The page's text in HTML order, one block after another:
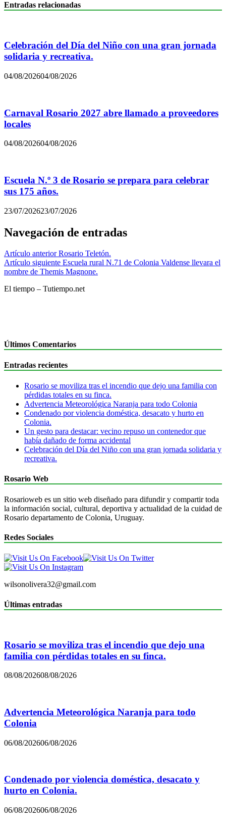
Entradas relacionadas
Celebración del Día del Niño con una gran jornada
solidaria y recreativa.
04/08/202604/08/2026
Carnaval Rosario 2027 abre llamado a proveedores
locales
04/08/202604/08/2026
Escuela N.º 3 de Rosario se prepara para celebrar
sus 175 años.
23/07/202623/07/2026
Navegación de entradas
Artículo anterior Rosario Teletón.
Artículo siguiente Escuela rural N.71 de Colonia Valdense llevara el
nombre de Themis Magnone.
El tiempo – Tutiempo.net
Últimos Comentarios
Entradas recientes
Rosario se moviliza tras el incendio que dejo una familia con
pérdidas totales en su finca.
Advertencia Meteorológica Naranja para todo Colonia
Condenado por violencia doméstica, desacato y hurto en
Colonia.
Un gesto para destacar: vecino repuso un contenedor que
había dañado de forma accidental
Celebración del Día del Niño con una gran jornada solidaria y
recreativa.
Rosario Web
Rosarioweb es un sitio web diseñado para difundir y compartir toda
la información social, cultural, deportiva y actualidad de la cuidad de
Rosario departamento de Colonia, Uruguay.
Redes Sociales
wilsonolivera32@gmail.com
Últimas entradas
Rosario se moviliza tras el incendio que dejo una
familia con pérdidas totales en su finca.
08/08/202608/08/2026
Advertencia Meteorológica Naranja para todo
Colonia
06/08/202606/08/2026
Condenado por violencia doméstica, desacato y
hurto en Colonia.
06/08/202606/08/2026